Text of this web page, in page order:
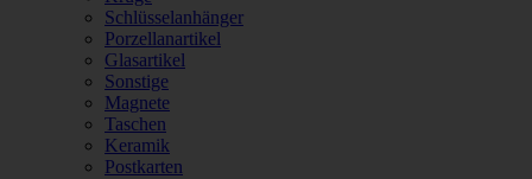
Schlüsselanhänger
Porzellanartikel
Glasartikel
Sonstige
Magnete
Taschen
Keramik
Postkarten